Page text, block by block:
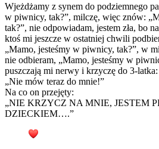
Wjeżdżamy z synem do podziemnego
w piwnicy, tak?”, milczę, więc znów:
tak?”, nie odpowiadam, jestem zła, bo
ktoś mi jeszcze w ostatniej chwili
„Mamo, jesteśmy w piwnicy, tak?”, w
nie odbieram, „Mamo, jesteśmy w
puszczają mi nerwy i krzyczę do 3-latka:
„Nie mów teraz do mnie!”
Na co on przejęty:
„NIE KRZYCZ NA MNIE, JESTEM
DZIECKIEM….”